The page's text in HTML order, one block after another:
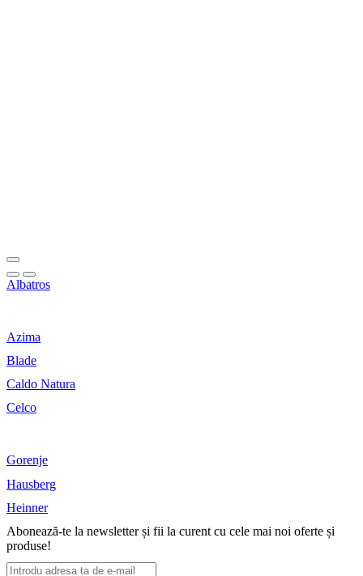
Albatros
Azima
Blade
Caldo Natura
Celco
Gorenje
Hausberg
Heinner
Abonează-te la newsletter și fii la curent cu cele mai noi oferte și
produse!